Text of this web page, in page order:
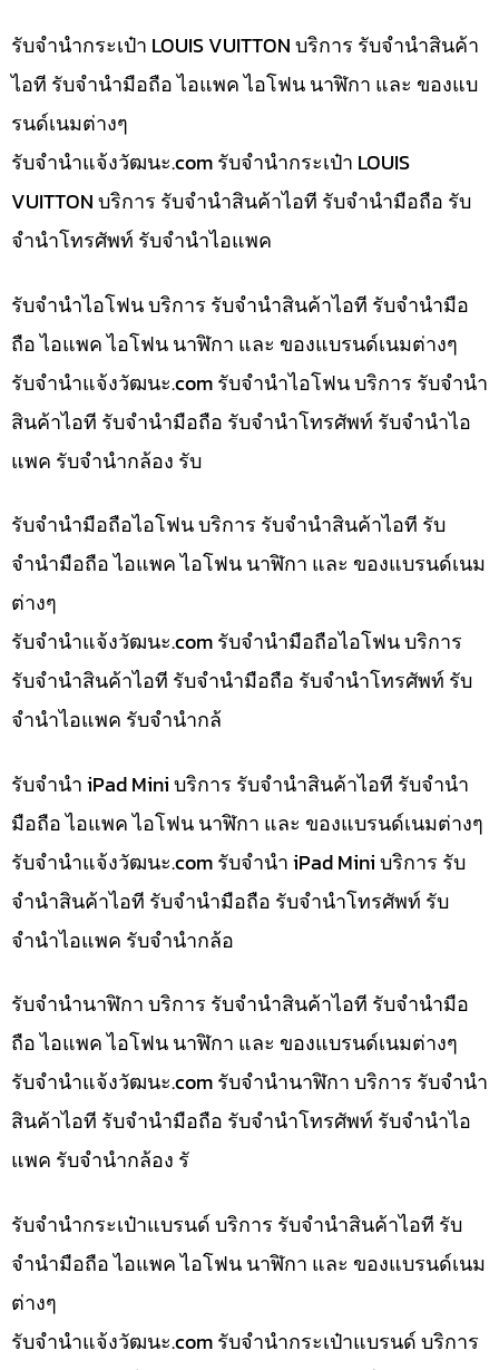
รับจำนำกระเป๋า LOUIS VUITTON บริการ รับจำนำสินค้า
ไอที รับจำนำมือถือ ไอแพค ไอโฟน นาฬิกา และ ของแบ
รนด์เนมต่างๆ
รับจํานําแจ้งวัฒนะ.com รับจำนำกระเป๋า LOUIS
VUITTON บริการ รับจำนำสินค้าไอที รับจำนำมือถือ รับ
จำนำโทรศัพท์ รับจำนำไอแพค
รับจำนำไอโฟน บริการ รับจำนำสินค้าไอที รับจำนำมือ
ถือ ไอแพค ไอโฟน นาฬิกา และ ของแบรนด์เนมต่างๆ
รับจํานําแจ้งวัฒนะ.com รับจำนำไอโฟน บริการ รับจำนำ
สินค้าไอที รับจำนำมือถือ รับจำนำโทรศัพท์ รับจำนำไอ
แพค รับจำนำกล้อง รับ
รับจำนำมือถือไอโฟน บริการ รับจำนำสินค้าไอที รับ
จำนำมือถือ ไอแพค ไอโฟน นาฬิกา และ ของแบรนด์เนม
ต่างๆ
รับจํานําแจ้งวัฒนะ.com รับจำนำมือถือไอโฟน บริการ
รับจำนำสินค้าไอที รับจำนำมือถือ รับจำนำโทรศัพท์ รับ
จำนำไอแพค รับจำนำกล้
รับจำนำ iPad Mini บริการ รับจำนำสินค้าไอที รับจำนำ
มือถือ ไอแพค ไอโฟน นาฬิกา และ ของแบรนด์เนมต่างๆ
รับจํานําแจ้งวัฒนะ.com รับจำนำ iPad Mini บริการ รับ
จำนำสินค้าไอที รับจำนำมือถือ รับจำนำโทรศัพท์ รับ
จำนำไอแพค รับจำนำกล้อ
รับจำนำนาฬิกา บริการ รับจำนำสินค้าไอที รับจำนำมือ
ถือ ไอแพค ไอโฟน นาฬิกา และ ของแบรนด์เนมต่างๆ
รับจํานําแจ้งวัฒนะ.com รับจำนำนาฬิกา บริการ รับจำนำ
สินค้าไอที รับจำนำมือถือ รับจำนำโทรศัพท์ รับจำนำไอ
แพค รับจำนำกล้อง รั
รับจำนำกระเป๋าแบรนด์ บริการ รับจำนำสินค้าไอที รับ
จำนำมือถือ ไอแพค ไอโฟน นาฬิกา และ ของแบรนด์เนม
ต่างๆ
รับจํานําแจ้งวัฒนะ.com รับจำนำกระเป๋าแบรนด์ บริการ